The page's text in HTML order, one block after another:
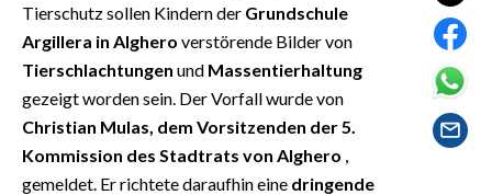
VIDEO
INFO AZIENDE
ABBONATI
NECROLOGI
Tierschutz sollen Kindern der Grundschule
Argillera in Alghero verstörende Bilder von
Tierschlachtungen und Massentierhaltung
gezeigt worden sein. Der Vorfall wurde von
Christian Mulas, dem Vorsitzenden der 5.
Kommission des Stadtrats von Alghero
gemeldet. Er richtete daraufhin eine dringende